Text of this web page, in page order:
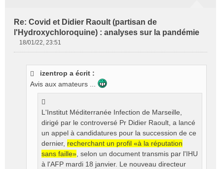
Re: Covid et Didier Raoult (partisan de
l'Hydroxychloroquine) : analyses sur la pandémie
18/01/22, 23:51
izentrop a écrit :
Avis aux amateurs ...
L'Institut Méditerranée Infection de Marseille,
dirigé par le controversé Pr Didier Raoult, a lancé
un appel à candidatures pour la succession de ce
dernier, recherchant un profil «à la réputation
sans faille» , selon un document transmis par l'IHU
à l'AFP mardi 18 janvier. Le nouveau directeur